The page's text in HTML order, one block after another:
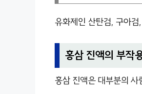
유화제인 산탄검, 구아
홍삼 진액의 부작
홍삼 진액은 대부분의